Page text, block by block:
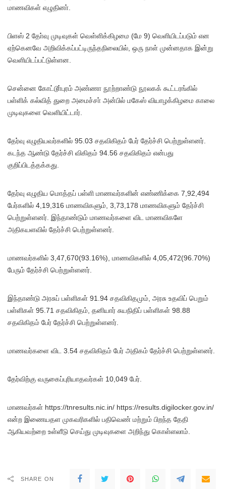
மாணவிகள் எழுதினா்.
பிளஸ் 2 தோ்வு முடிவுகள் வெள்ளிக்கிழமை (மே 9) வெளியிடப்படும் என
ஏற்கெனவே அறிவிக்கப்பட்டிருந்தநிலையில், ஒரு நாள் முன்னதாக இன்று
வெளியிடப்பட்டுள்ளன.
சென்னை கோட்டூா்புரம் அண்ணா நூற்றாண்டு நூலகக் கூட்டரங்கில்
பள்ளிக் கல்வித் துறை அமைச்சா் அன்பில் மகேஸ் வியாழக்கிழமை காலை
முடிவுகளை வெளியிட்டார்.
தேர்வு எழுதியவர்களில் 95.03 சதவிகிதம் பேர் தேர்ச்சி பெற்றுள்ளனர்.
கடந்த ஆண்டு தேர்ச்சி விகிதம் 94.56 சதவிகிதம் என்பது
குறிப்பிடத்தக்கது.
தேர்வு எழுதிய மொத்தப் பள்ளி மாணவர்களின் எண்ணிக்கை 7,92,494
பேர்களில் 4,19,316 மாணவிகளும், 3,73,178 மாணவிகளும் தேர்ச்சி
பெற்றுள்ளனர். இந்தாண்டும் மாணவர்களை விட மாணவிகளே
அதிகயளவில் தேர்ச்சி பெற்றுள்ளனர்.
மாணவர்களில் 3,47,670(93.16%), மாணவிகளில் 4,05,472(96.70%)
பேரும் தேர்ச்சி பெற்றுள்ளனர்.
இந்தாண்டு அரசுப் பள்ளிகள் 91.94 சதவிகிதமும், அரசு உதவிப் பெறும்
பள்ளிகள் 95.71 சதவிகிதம், தனியார் சுயநிதிப் பள்ளிகள் 98.88
சதவிகிதம் பேர் தேர்ச்சி பெற்றுள்ளனர்.
மாணவர்களை விட 3.54 சதவிகிதம் பேர் அதிகம் தேர்ச்சி பெற்றுள்ளனர்.
தேர்விற்கு வருகைப்புரியாதவர்கள் 10,049 பேர்.
மாணவர்கள் https://tnresults.nic.in/ https://results.digilocker.gov.in/
என்ற இணையதள முகவரிகளில் பதிவெண் மற்றும் பிறந்த தேதி
ஆகியவற்றை உள்ளீடு செய்து முடிவுகளை அறிந்து கொள்ளலாம்.
SHARE ON